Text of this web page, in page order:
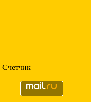
Счетчик